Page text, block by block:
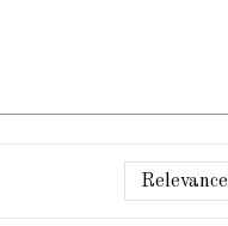
Relevance